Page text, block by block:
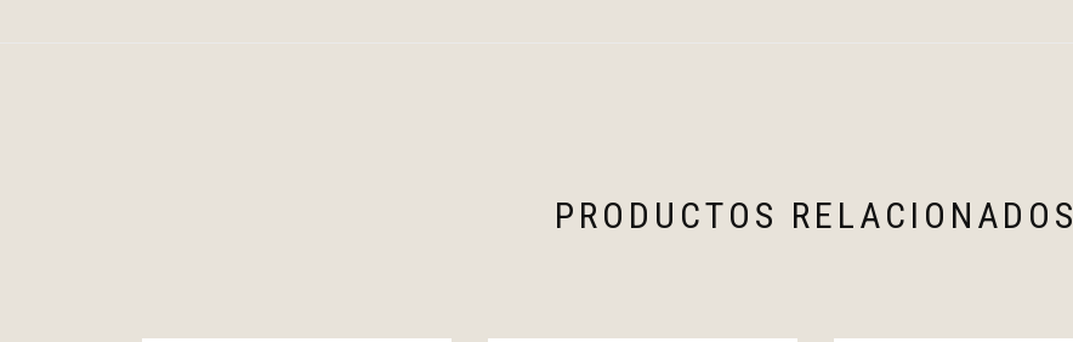
PRODUCTOS RELACIONADOS